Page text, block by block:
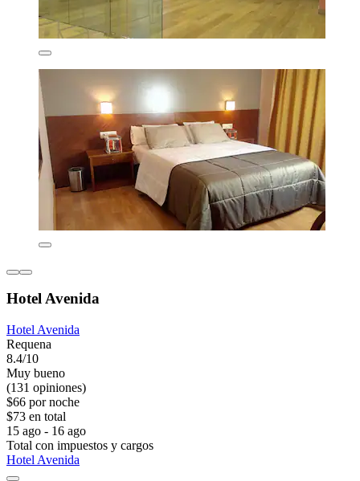
Hotel Avenida
Hotel Avenida
Requena
8.4/10
Muy bueno
(131 opiniones)
$66 por noche
$73 en total
15 ago - 16 ago
Total con impuestos y cargos
Hotel Avenida